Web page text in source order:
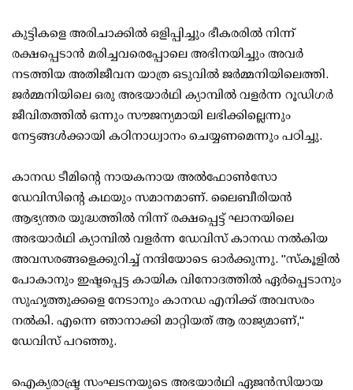
കുട്ടികളെ അരിചാക്കിൽ ഒളിപ്പിച്ചും ഭീകരരിൽ നിന്ന്
രക്ഷപ്പെടാൻ മരിച്ചവരെപ്പോലെ അഭിനയിച്ചും അവർ
നടത്തിയ അതിജീവന യാത്ര ഒടുവിൽ ജർമ്മനിയിലെത്തി.
ജർമ്മനിയിലെ ഒരു അഭയാർഥി ക്യാമ്പിൽ വളർന്ന റൂഡിഗർ
ജീവിതത്തിൽ ഒന്നും സൗജന്യമായി ലഭിക്കില്ലെന്നും
നേട്ടങ്ങൾക്കായി കഠിനാധ്വാനം ചെയ്യണമെന്നും പഠിച്ചു.
കാനഡ ടീമിന്റെ നായകനായ അൽഫോൺസോ
ഡേവിസിന്റെ കഥയും സമാനമാണ്. ലൈബീരിയൻ
ആഭ്യന്തര യുദ്ധത്തിൽ നിന്ന് രക്ഷപ്പെട്ട് ഘാനയിലെ
അഭയാർഥി ക്യാമ്പിൽ വളർന്ന ഡേവിസ് കാനഡ നൽകിയ
അവസരങ്ങളെക്കുറിച്ച് നന്ദിയോടെ ഓർക്കുന്നു. "സ്കൂളിൽ
പോകാനും ഇഷ്ടപ്പെട്ട കായിക വിനോദത്തിൽ ഏർപ്പെടാനും
സുഹൃത്തുക്കളെ നേടാനും കാനഡ എനിക്ക് അവസരം
നൽകി. എന്നെ ഞാനാക്കി മാറ്റിയത് ആ രാജ്യമാണ്,"
ഡേവിസ് പറഞ്ഞു.
ഐക്യരാഷ്ട്ര സംഘടനയുടെ അഭയാർഥി ഏജൻസിയായ